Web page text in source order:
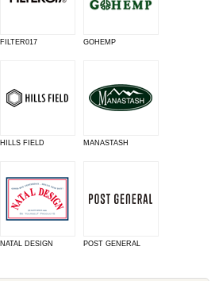
FILTER017 GOHEMP
HILLS FIELD MANASTASH
NATAL DESIGN POST GENERAL